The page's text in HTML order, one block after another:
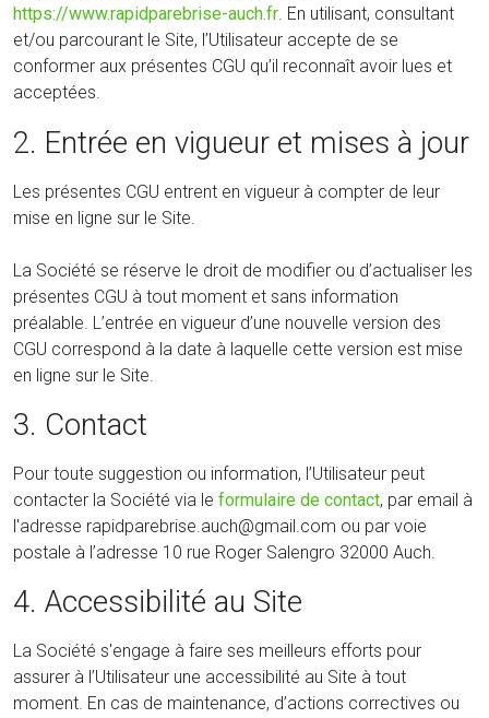
https://www.rapidparebrise-auch.fr. En utilisant, consultant
et/ou parcourant le Site, l’Utilisateur accepte de se
conformer aux présentes CGU qu’il reconnaît avoir lues et
acceptées.
2. Entrée en vigueur et mises à jour
Les présentes CGU entrent en vigueur à compter de leur
mise en ligne sur le Site.
La Société se réserve le droit de modifier ou d’actualiser les
présentes CGU à tout moment et sans information
préalable. L’entrée en vigueur d’une nouvelle version des
CGU correspond à la date à laquelle cette version est mise
en ligne sur le Site.
3. Contact
Pour toute suggestion ou information, l’Utilisateur peut
contacter la Société via le formulaire de contact, par email à
l'adresse rapidparebrise.auch@gmail.com ou par voie
postale à l’adresse 10 rue Roger Salengro 32000 Auch.
4. Accessibilité au Site
La Société s'engage à faire ses meilleurs efforts pour
assurer à l’Utilisateur une accessibilité au Site à tout
moment. En cas de maintenance, d’actions correctives ou